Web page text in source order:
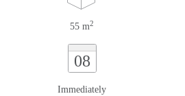
55 m2
08
Immediately